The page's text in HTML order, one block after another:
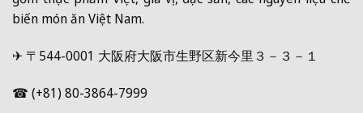
biến món ăn Việt Nam.
✈ 〒544-0001 大阪府大阪市生野区新今里３－３－１
☎ (+81) 80-3864-7999